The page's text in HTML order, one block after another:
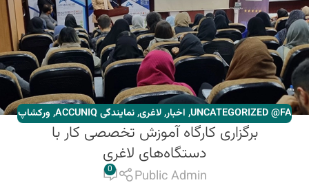
UNCATEGORIZED @FA
, اخبار,لاغری,نمایندگی ACCUNIQ , ورکشاپ
ها
برگزاری کارگاه آموزش تخصصی کار با
دستگاه‌های لاغری
Public Admin
0